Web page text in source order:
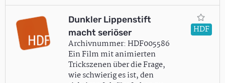
Dunkler Lippenstift
macht seriöser
Archivnummer: HDF005586
Ein Film mit animierten
Trickszenen über die Frage,
wie schwierig es ist, den
HDF